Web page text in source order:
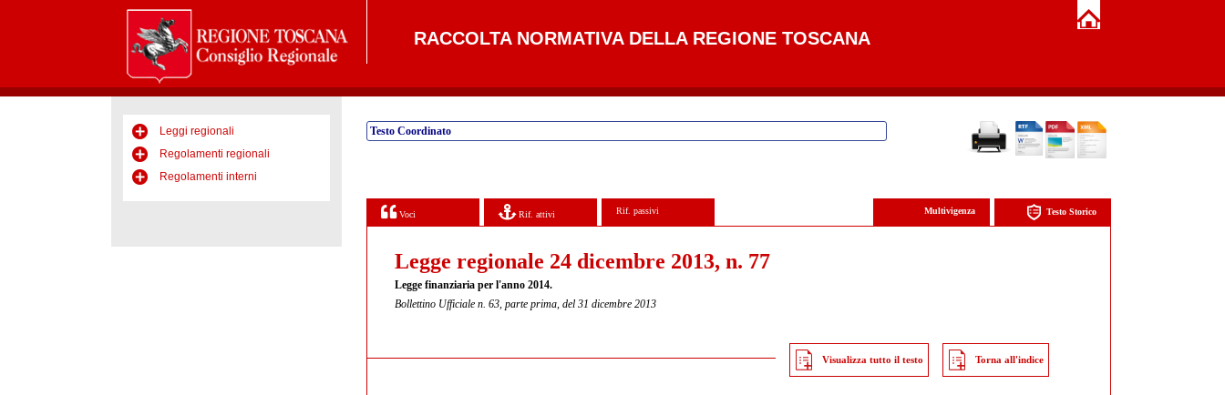
RACCOLTA NORMATIVA DELLA REGIONE TOSCANA
Leggi regionali
Regolamenti regionali
Regolamenti interni
Testo Coordinato
Voci Rif. attivi Rif. passivi Testo Storico
Multivigenza
Legge regionale 24 dicembre 2013, n. 77
Legge finanziaria per l'anno 2014.
Bollettino Ufficiale n. 63, parte prima, del 31 dicembre 2013
Visualizza tutto il testo Torna all'indice